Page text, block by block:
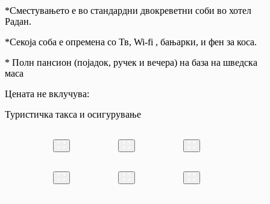
*Сместувањето е во стандардни двокреветни соби во хотел
Радан.
*Секоја соба е опремена со Тв, Wi-fi , бањарки, и фен за коса.
* Полн пансион (појадок, ручек и вечера) на база на шведска
маса
Цената не вклучува:
Туристичка такса и осигурување